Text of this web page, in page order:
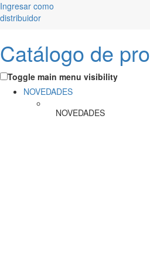
Ingresar como
distribuidor
Catálogo de
Toggle main menu visibility
NOVEDADES
NOVEDADES